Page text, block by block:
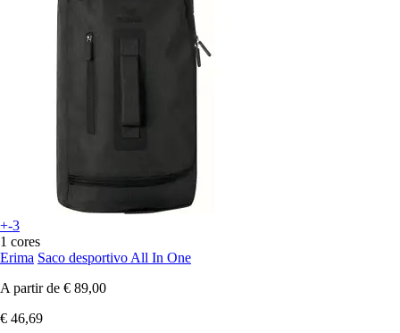
+-3
1 cores
Erima Saco desportivo All In One
A partir de € 89,00
€ 46,69